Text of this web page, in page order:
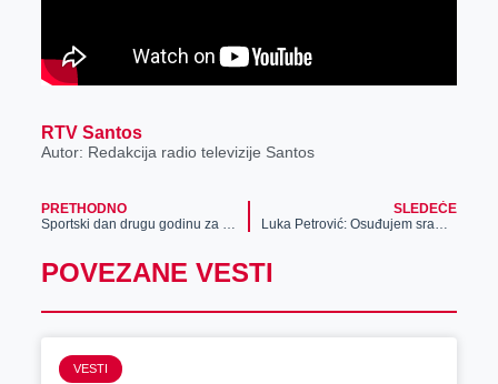
RTV Santos
Autor: Redakcija radio televizije Santos
PRETHODNO
Sportski dan drugu godinu za redom okupio veliki broj učenika i studenata
SLEDEĆE
Luka Petrović: Osuđujem sramotno širenje mržnje na društvenim mrežama
POVEZANE VESTI
VESTI